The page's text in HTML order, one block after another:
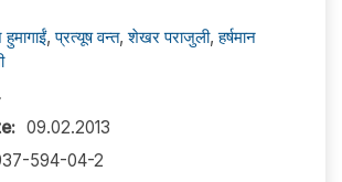
,प्रत्यूष वन्त,शेखर पराजुली,हर्षमान
09.02.2013
594-04-2